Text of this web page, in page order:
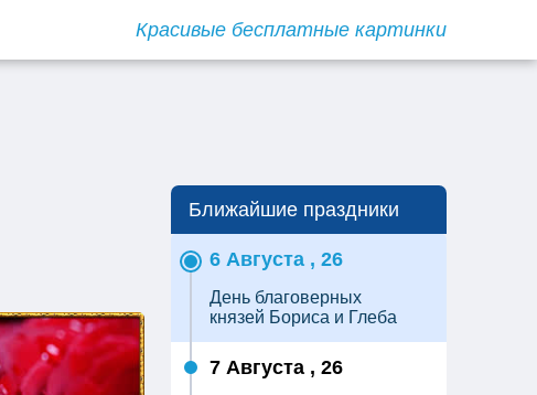
Красивые бесплатные картинки
Ближайшие праздники
6 Августа , 26
День благоверных
князей Бориса и Глеба
7 Августа , 26